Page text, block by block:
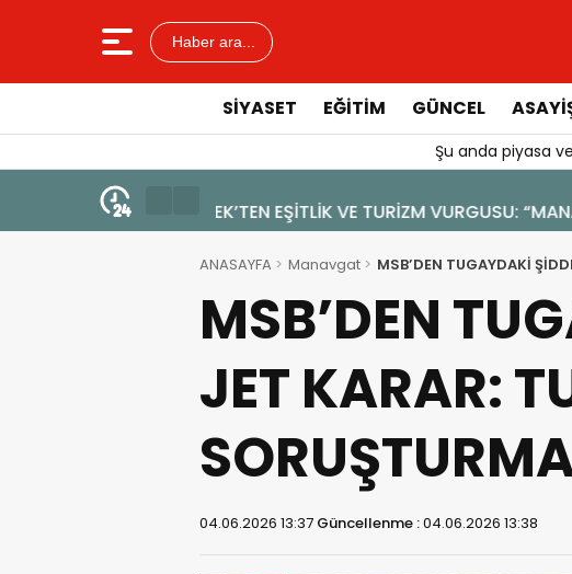
Haber ara...
SIYASET EĞITIM GÜNCEL
Şu anda piyasa
YENİ BİR DİN: SOSYAL MEDYA
ANASAYFA Manavgat MSB’DEN TUGAYDAKİ
MSB’DEN
JET KARAR:
04.06.2026 13:37 Güncellenme :04.06.2026 13:38